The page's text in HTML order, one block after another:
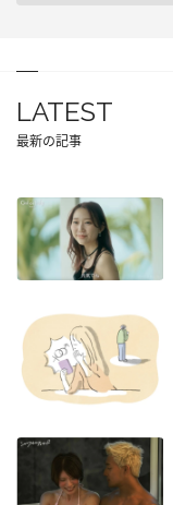
LATEST
最新の記事